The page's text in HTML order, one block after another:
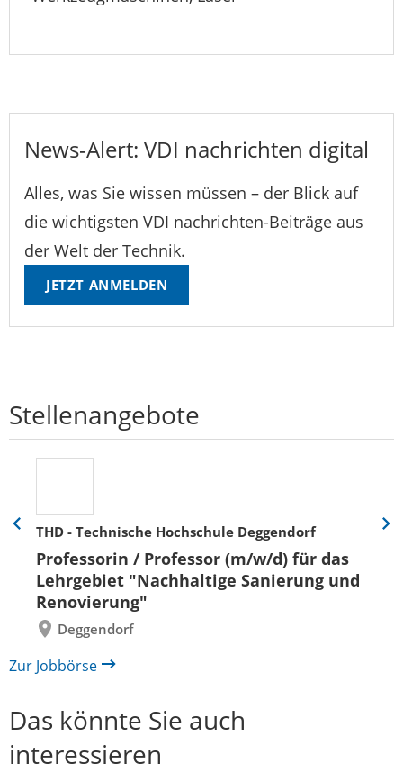
News-Alert: VDI nachrichten digital
Alles, was Sie wissen müssen – der Blick auf
die wichtigsten VDI nachrichten-Beiträge aus
der Welt der Technik.
JETZT ANMELDEN
Stellenangebote
THD - Technische Hochschule Deggendorf
Professorin / Professor (m/w/d) für das
Lehrgebiet "Nachhaltige Sanierung und
Renovierung"
Deggendorf
Eine
zurück
Eine
Zur Jobbörse
Das könnte Sie auch
interessieren